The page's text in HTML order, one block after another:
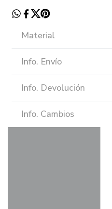
Material
Info. Envío
Info. Devolución
Info. Cambios